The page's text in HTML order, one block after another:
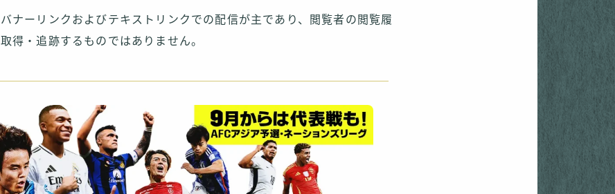
ナーリンクおよびテキストリンクでの配信が主であり、閲覧者の閲覧履
得・追跡するものではありません。